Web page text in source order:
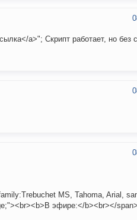
a>"; Скрипт работает, но без
MS, Tahoma, Arial,
эфире:</b><br></